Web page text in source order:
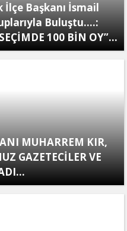
Başkanı İsmail
Buluştu....:
100 BİN OY”...
MUHARREM KIR,
GAZETECİLER VE